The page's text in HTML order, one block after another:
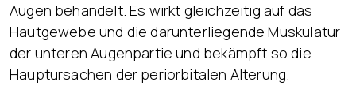
Augen behandelt. Es wirkt gleichzeitig auf das
Hautgewebe und die darunterliegende Muskulatur
der unteren Augenpartie und bekämpft so die
Hauptursachen der periorbitalen Alterung.